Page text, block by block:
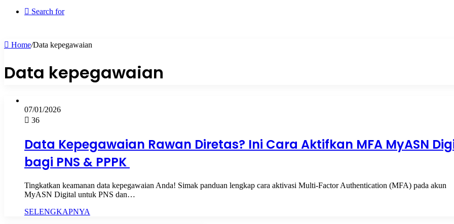
Search for
Home/Data kepegawaian
Data kepegawaian
07/01/2026
36
Data Kepegawaian Rawan Diretas? Ini Cara Aktifkan MFA MyASN
bagi PNS & PPPK
Tingkatkan keamanan data kepegawaian Anda! Simak panduan lengkap cara aktivasi Multi-Factor Authentication (MFA) pada akun
MyASN Digital untuk PNS dan…
SELENGKAPNYA